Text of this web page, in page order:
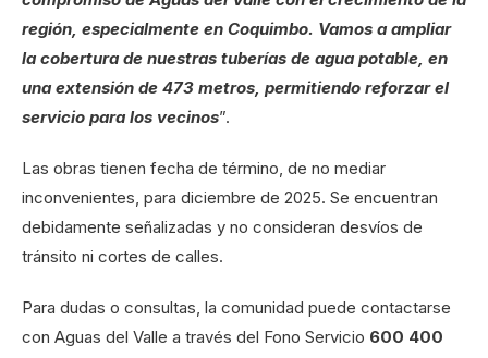
región, especialmente en Coquimbo. Vamos a ampliar
la cobertura de nuestras tuberías de agua potable, en
una extensión de 473 metros, permitiendo reforzar el
servicio para los vecinos”.
Las obras tienen fecha de término, de no mediar
inconvenientes, para diciembre de 2025. Se encuentran
debidamente señalizadas y no consideran desvíos de
tránsito ni cortes de calles.
Para dudas o consultas, la comunidad puede contactarse
con Aguas del Valle a través del Fono Servicio 600 400